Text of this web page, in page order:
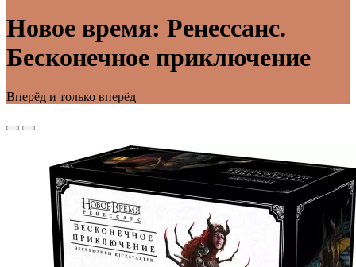
Новое время: Ренессанс.
Бесконечное приключение
Вперёд и только вперёд